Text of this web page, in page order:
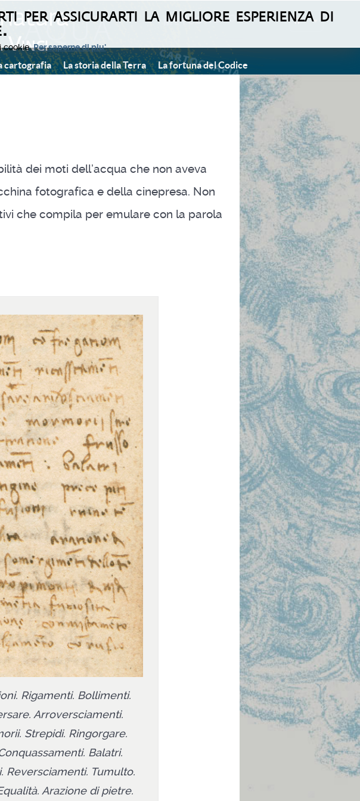
Vinci
IT
cartografia La storia della Terra La fortuna del Codice
dei moti dell’acqua che non aveva
fotografica e della cinepresa. Non
che compila per emulare con la parola
Rigamenti. Bollimenti.
Arroversciamenti.
Strepidi. Ringorgare.
Balatri.
Reversciamenti. Tumulto.
Arazione di pietre.
per assicurarti la migliore esperienza di
cookie.Per saperne di piu'